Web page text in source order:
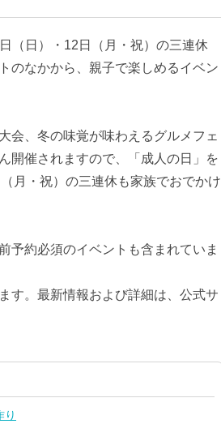
（日）・12日（月・祝）の三連休
のなかから、親子で楽しめるイベン
会、冬の味覚が味わえるグルメフェ
開催されますので、「成人の日」を
月・祝）の三連休も家族でおでかけ
予約必須のイベントも含まれていま
す。最新情報および詳細は、公式サ
り